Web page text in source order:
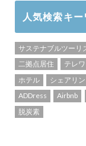
人気検索キー
サステナブルツーリ
二拠点居住
テレ
ホテル
シェアリ
ADDress
Airbnb
脱炭素